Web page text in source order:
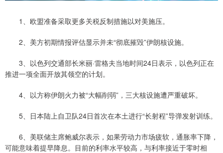
1、欧盟准备采取更多关税反制措施以对美施压。
2、美方初期情报评估显示并未“彻底摧毁”伊朗核设施。
3、以色列交通部长米丽·雷格夫当地时间24日表示，以色列正在
推进一项全面开放其领空的计划。
4、以方称伊朗火力被“大幅削弱”，三大核设施遭严重破坏。
5、日本陆上自卫队24日首次在本土进行“长射程”导弹发射训练。
6、美联储主席鲍威尔表示，如果劳动力市场疲软，通胀率下降，
可能意味着提早降息。目前的利率水平较高，与利率接近于零时相